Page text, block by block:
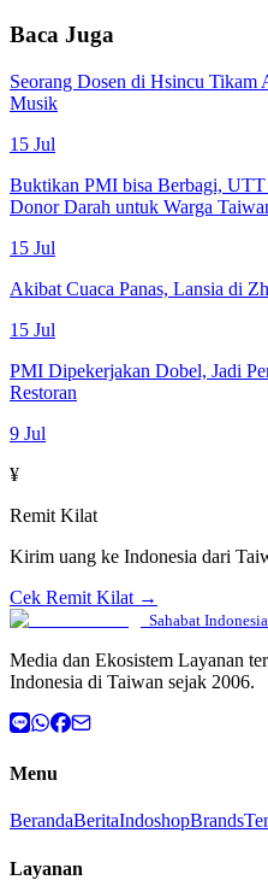
Baca Juga
Seorang Dosen di Hsincu
Musik
15 Jul
Buktikan PMI bisa Berbagi,
Donor Darah untuk Warga
15 Jul
Akibat Cuaca Panas, Lansia di
15 Jul
PMI Dipekerjakan Dobel, Jadi
Restoran
9 Jul
¥
Remit Kilat
Kirim uang ke Indonesia dari
Cek Remit Kilat →
Sahabat
Media dan Ekosistem Layanan
Indonesia di Taiwan sejak 2006.
Menu
BerandaBeritaIndoshopBrands
Layanan